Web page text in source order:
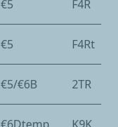
€5 F4R
€5 F4Rt
€5/€6B 2TR